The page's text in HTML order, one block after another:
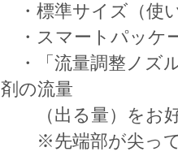
・標準サイズ（使
・スマートパッケ
・「流量調整ノズ
剤の流量
（出る量）をお好
※先端部が尖って